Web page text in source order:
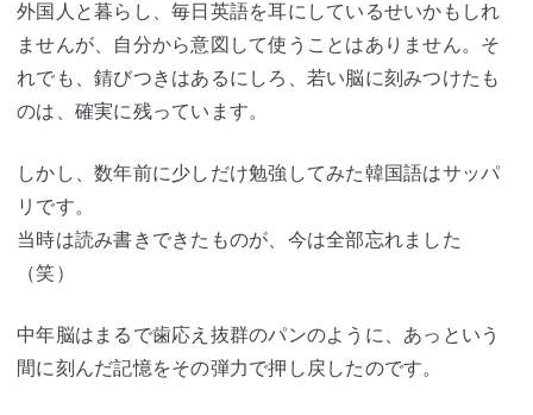
外国人と暮らし、毎日英語を耳にしているせいかもしれ
ませんが、自分から意図して使うことはありません。そ
れでも、錆びつきはあるにしろ、若い脳に刻みつけたも
のは、確実に残っています。
しかし、数年前に少しだけ勉強してみた韓国語はサッパ
リです。
当時は読み書きできたものが、今は全部忘れました
（笑）
中年脳はまるで歯応え抜群のパンのように、あっという
間に刻んだ記憶をその弾力で押し戻したのです。